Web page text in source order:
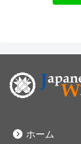
ホーム